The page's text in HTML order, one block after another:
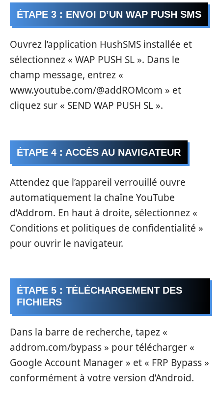
ÉTAPE 3 : ENVOI D’UN WAP PUSH SMS
Ouvrez l’application HushSMS installée et
sélectionnez « WAP PUSH SL ». Dans le
champ message, entrez «
www.youtube.com/@addROMcom » et
cliquez sur « SEND WAP PUSH SL ».
ÉTAPE 4 : ACCÈS AU NAVIGATEUR
Attendez que l’appareil verrouillé ouvre
automatiquement la chaîne YouTube
d’Addrom. En haut à droite, sélectionnez «
Conditions et politiques de confidentialité »
pour ouvrir le navigateur.
ÉTAPE 5 : TÉLÉCHARGEMENT DES
FICHIERS
Dans la barre de recherche, tapez «
addrom.com/bypass » pour télécharger «
Google Account Manager » et « FRP Bypass »
conformément à votre version d’Android.